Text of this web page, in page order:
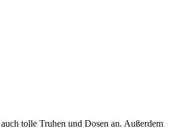
tolle Truhen und Dosen an. Außerdem